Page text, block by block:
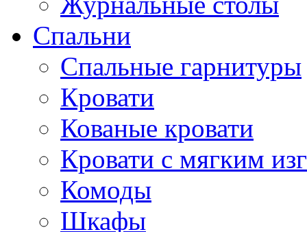
Спальни
Спальные гарнитуры
Кровати
Кованые кровати
Кровати с мягким
Комоды
Шкафы